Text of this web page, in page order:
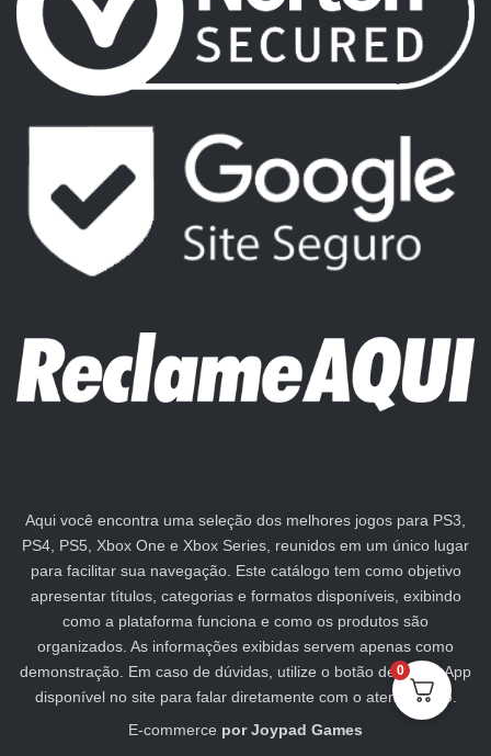
Aqui você encontra uma seleção dos melhores jogos para PS3,
PS4, PS5, Xbox One e Xbox Series, reunidos em um único lugar
para facilitar sua navegação. Este catálogo tem como objetivo
apresentar títulos, categorias e formatos disponíveis, exibindo
como a plataforma funciona e como os produtos são
organizados. As informações exibidas servem apenas como
demonstração. Em caso de dúvidas, utilize o botão de WhatsApp
disponível no site para falar diretamente com o atendimento.
E-commerce porJoypad Games
0